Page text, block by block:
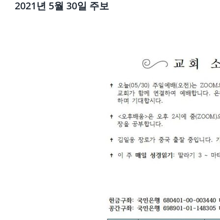
2021년 5월 30일 주보